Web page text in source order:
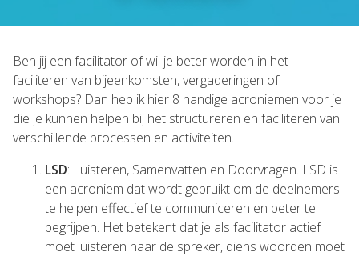
Ben jij een facilitator of wil je beter worden in het
faciliteren van bijeenkomsten, vergaderingen of
workshops? Dan heb ik hier 8 handige acroniemen voor je
die je kunnen helpen bij het structureren en faciliteren van
verschillende processen en activiteiten.
LSD: Luisteren, Samenvatten en Doorvragen. LSD is
een acroniem dat wordt gebruikt om de deelnemers
te helpen effectief te communiceren en beter te
begrijpen. Het betekent dat je als facilitator actief
moet luisteren naar de spreker, diens woorden moet